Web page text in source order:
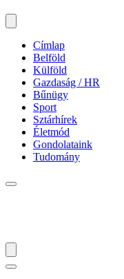
Címlap
Belföld
Külföld
Gazdaság / HR
Bűnügy
Sport
Sztárhírek
Életmód
Gondolataink
Tudomány